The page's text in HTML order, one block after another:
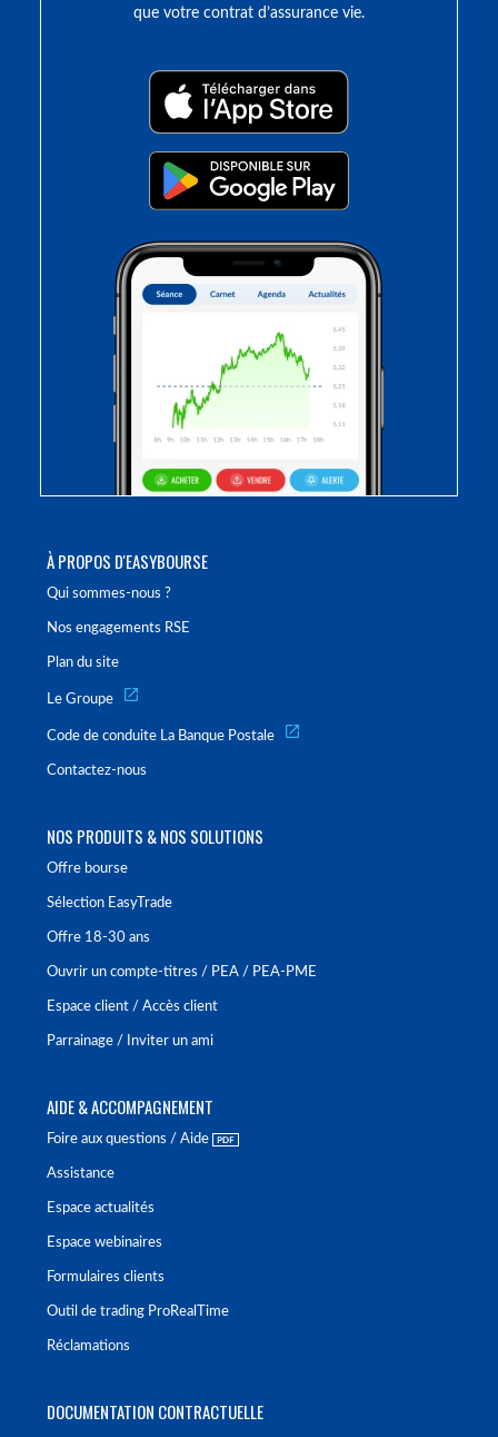
À PROPOS D'EASYBOURSE
Qui sommes-nous ?
Nos engagements RSE
Plan du site
Le Groupe
Code de conduite La Banque Postale
Contactez-nous
NOS PRODUITS & NOS SOLUTIONS
Offre bourse
Sélection EasyTrade
Offre 18-30 ans
Ouvrir un compte-titres / PEA / PEA-PME
Espace client / Accès client
Parrainage / Inviter un ami
AIDE & ACCOMPAGNEMENT
Foire aux questions / Aide
Assistance
Espace actualités
Espace webinaires
Formulaires clients
Outil de trading ProRealTime
Réclamations
DOCUMENTATION CONTRACTUELLE
que votre contrat d’assurance vie.